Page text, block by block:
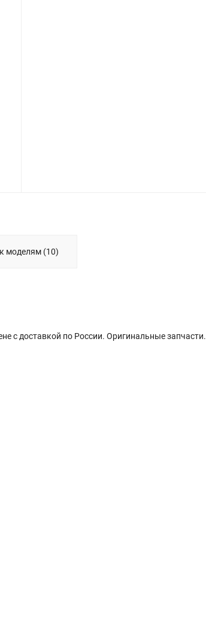
моделям (10)
с доставкой по России. Оригинальные запчасти.